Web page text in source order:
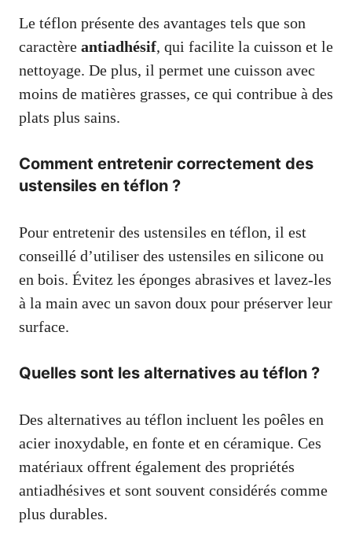
Le téflon présente des avantages tels que son
caractère antiadhésif, qui facilite la cuisson et le
nettoyage. De plus, il permet une cuisson avec
moins de matières grasses, ce qui contribue à des
plats plus sains.
Comment entretenir correctement des
ustensiles en téflon ?
Pour entretenir des ustensiles en téflon, il est
conseillé d’utiliser des ustensiles en silicone ou
en bois. Évitez les éponges abrasives et lavez-les
à la main avec un savon doux pour préserver leur
surface.
Quelles sont les alternatives au téflon ?
Des alternatives au téflon incluent les poêles en
acier inoxydable, en fonte et en céramique. Ces
matériaux offrent également des propriétés
antiadhésives et sont souvent considérés comme
plus durables.